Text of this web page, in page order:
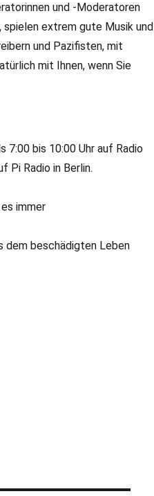
und -Moderatoren
spielen extrem gute Musik und
und Pazifisten, mit
mit Ihnen, wenn Sie
7:00 bis 10:00 Uhr auf Radio
Pi Radio in Berlin.
immer
dem beschädigten Leben